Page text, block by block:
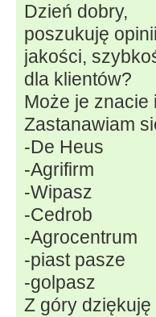
Dzień dobry,
poszukuję
jakości,
dla klientów?
Może je
Zastanawiam
-De Heus
-Agrifirm
-Wipasz
-Cedrob
-Agrocentrum
-piast pasze
-golpasz
Z góry dziękuję